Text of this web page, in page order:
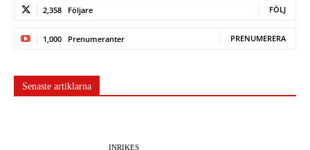
2,358 Följare FÖLJ
1,000 Prenumeranter PRENUMERERA
Senaste artiklarna
INRIKES